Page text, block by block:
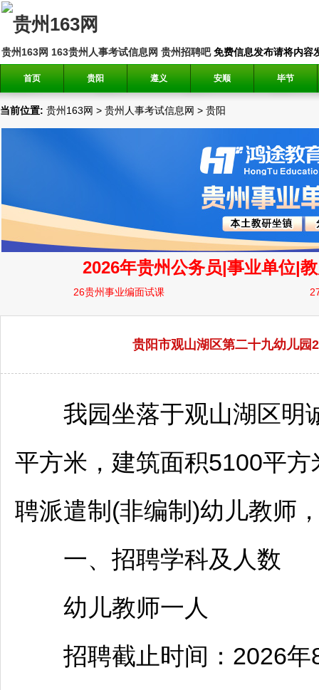
贵州163网 163贵州人事考试信息网 贵州招聘吧免费信息发布请将内容
首页 贵阳 遵义 安顺 毕节
当前位置: 贵州163网 > 贵州人事考试信息网 > 贵阳
贵阳市观山湖区第二十九幼儿园
我园坐落于观山湖区明
平方米，建筑面积5100平
聘派遣制(非编制)幼儿教师
一、 招聘学科及人数
幼儿教师一人
招聘截止时间：2026年